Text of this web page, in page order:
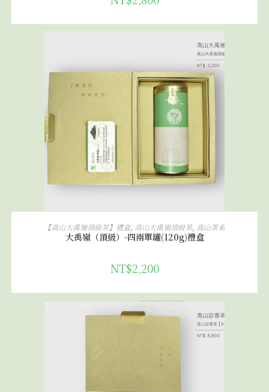
加入購物車
【高山大禹嶺頂級茶】禮盒, 高山大禹嶺頂級茶, 高山茶系
大禹嶺（頂級）-四兩單罐(120g)禮盒
NT$2,200